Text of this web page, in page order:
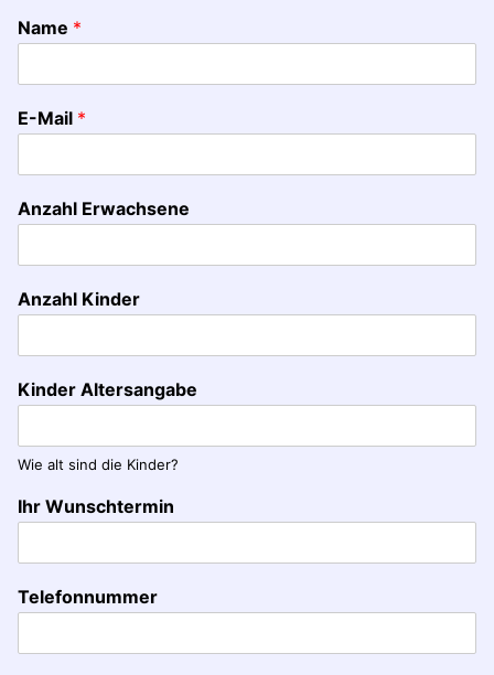
Name *
E-Mail *
Anzahl Erwachsene
Anzahl Kinder
Kinder Altersangabe
Wie alt sind die Kinder?
Ihr Wunschtermin
Telefonnummer